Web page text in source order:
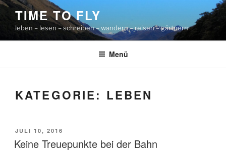
Zum
springen
TIME TO FLY
leben – lesen – schreiben – wandern – reisen – gärtnern
Menü
KATEGORIE: LEBEN
VERÖFFENTLICHT
AM
JULI 10, 2016
Keine Treuepunkte bei der Bahn